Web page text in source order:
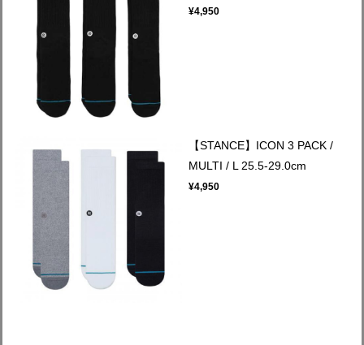
¥4,950
【STANCE】ICON 3 PACK /
MULTI / L 25.5-29.0cm
¥4,950